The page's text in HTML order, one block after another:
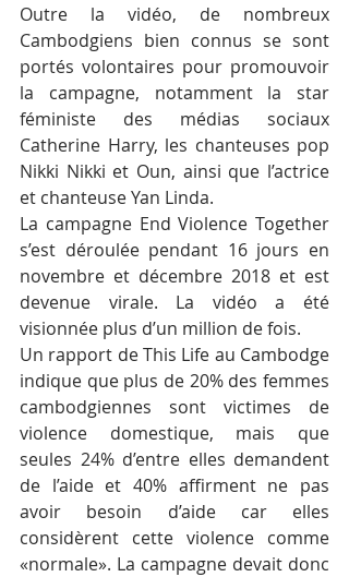
Outre la vidéo, de nombreux
Cambodgiens bien connus se sont
portés volontaires pour promouvoir
la campagne, notamment la star
féministe des médias sociaux
Catherine Harry, les chanteuses pop
Nikki Nikki et Oun, ainsi que l’actrice
et chanteuse Yan Linda.
La campagne End Violence Together
s’est déroulée pendant 16 jours en
novembre et décembre 2018 et est
devenue virale. La vidéo a été
visionnée plus d’un million de fois.
Un rapport de This Life au Cambodge
indique que plus de 20% des femmes
cambodgiennes sont victimes de
violence domestique, mais que
seules 24% d’entre elles demandent
de l’aide et 40% affirment ne pas
avoir besoin d’aide car elles
considèrent cette violence comme
«normale». La campagne devait donc